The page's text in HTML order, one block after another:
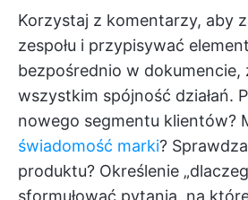
Korzystaj z komentarzy, aby
zespołu i przypisywać
bezpośrednio w dokumencie,
wszystkim spójność działań.
nowego segmentu klientów?
świadomość marki?
produktu? Określenie
sformułować pytania, na